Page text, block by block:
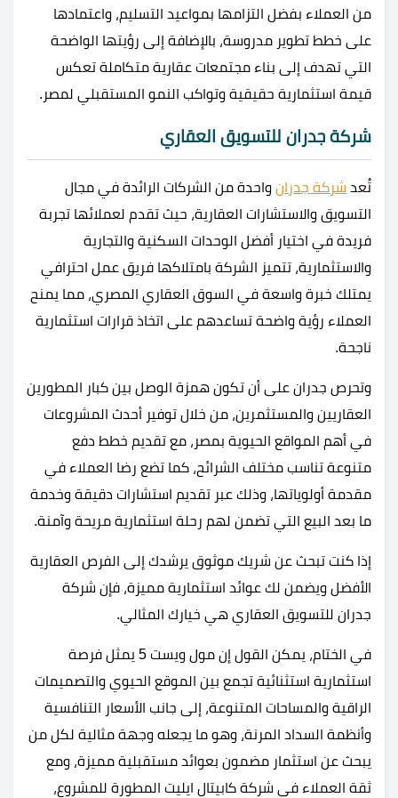
من العملاء بفضل التزامها بمواعيد التسليم، واعتمادها
على خطط تطوير مدروسة، بالإضافة إلى رؤيتها الواضحة
التي تهدف إلى بناء مجتمعات عقارية متكاملة تعكس
قيمة استثمارية حقيقية وتواكب النمو المستقبلي لمصر.
شركة جدران للتسويق العقاري
تُعد شركة جدران واحدة من الشركات الرائدة في مجال
التسويق والاستشارات العقارية، حيث تقدم لعملائها تجربة
فريدة في اختيار أفضل الوحدات السكنية والتجارية
والاستثمارية، تتميز الشركة بامتلاكها فريق عمل احترافي
يمتلك خبرة واسعة في السوق العقاري المصري، مما يمنح
العملاء رؤية واضحة تساعدهم على اتخاذ قرارات استثمارية
ناجحة.
وتحرص جدران على أن تكون همزة الوصل بين كبار المطورين
العقاريين والمستثمرين، من خلال توفير أحدث المشروعات
في أهم المواقع الحيوية بمصر، مع تقديم خطط دفع
متنوعة تناسب مختلف الشرائح، كما تضع رضا العملاء في
مقدمة أولوياتها، وذلك عبر تقديم استشارات دقيقة وخدمة
ما بعد البيع التي تضمن لهم رحلة استثمارية مريحة وآمنة.
إذا كنت تبحث عن شريك موثوق يرشدك إلى الفرص العقارية
الأفضل ويضمن لك عوائد استثمارية مميزة، فإن شركة
جدران للتسويق العقاري هي خيارك المثالي.
في الختام، يمكن القول إن مول ويست 5 يمثل فرصة
استثمارية استثنائية تجمع بين الموقع الحيوي والتصميمات
الراقية والمساحات المتنوعة، إلى جانب الأسعار التنافسية
وأنظمة السداد المرنة، وهو ما يجعله وجهة مثالية لكل من
يبحث عن استثمار مضمون بعوائد مستقبلية مميزة، ومع
ثقة العملاء في شركة كابيتال ايليت المطورة للمشروع،